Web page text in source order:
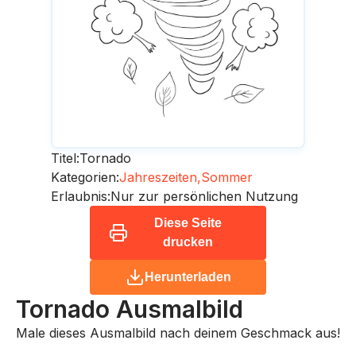
Titel:Tornado
Kategorien:Jahreszeiten,Sommer
Erlaubnis:Nur zur persönlichen Nutzung
Diese Seite
drucken
Herunterladen
Tornado Ausmalbild
Male dieses Ausmalbild nach deinem Geschmack aus!